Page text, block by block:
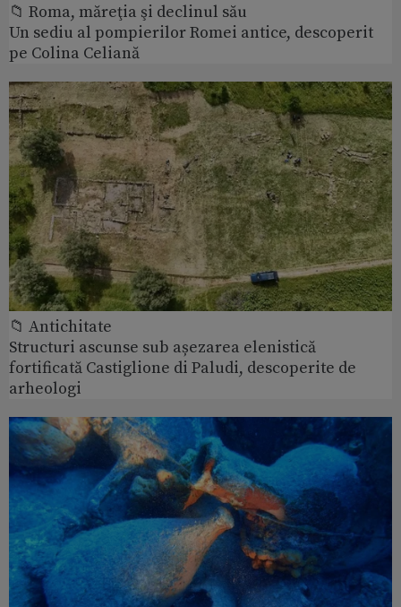
📁 Roma, măreţia şi declinul său
Un sediu al pompierilor Romei antice, descoperit
pe Colina Celiană
📁 Antichitate
Structuri ascunse sub așezarea elenistică
fortificată Castiglione di Paludi, descoperite de
arheologi